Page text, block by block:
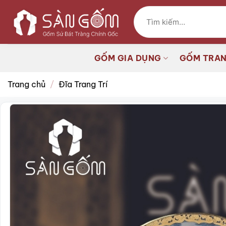
qua
dung
Tìm
kiếm:
GỐM GIA DỤNG GỐM
Trang chủ / Đĩa Trang Trí